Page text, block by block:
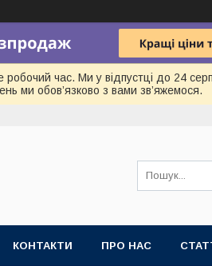
робочий час. Ми у відпустці до 24
ми обов’язково з вами зв’яжемося.
КОНТАКТИ ПРО НАС